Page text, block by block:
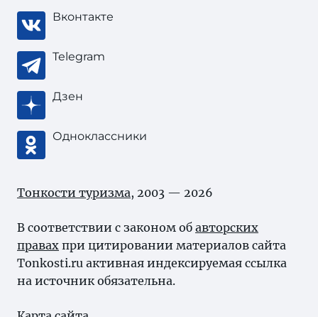
Вконтакте
Telegram
Дзен
Одноклассники
Тонкости туризма, 2003 — 2026
В соответствии с законом об авторских
правах при цитировании материалов сайта
Tonkosti.ru активная индексируемая ссылка
на источник обязательна.